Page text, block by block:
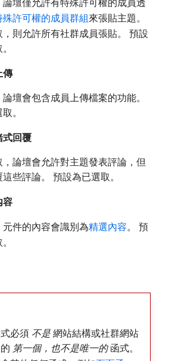
壇僅允許有特殊許可權的成員透
殊許可權的成員群組來張貼主題。
則允許所有社群成員張貼。 預設
傳
壇會包含成員上傳檔案的功能。
。
式回覆
論壇會允許對主題發表評論，但
些評論。 預設為已選取。
容
件的內容會識別為精選內容。 預
必須​ 不是 ​網站結構或社群網站
第一個，也不是唯一的​函式。